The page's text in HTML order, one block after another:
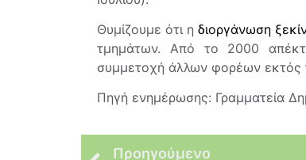
Θυμίζουμε ότι ηδιοργάνωση
τμημάτων. Από το 2000
συμμετοχή άλλων φορέων εκτός
Πηγή ενημέρωσης: Γραμματεία
Προηγούμενο